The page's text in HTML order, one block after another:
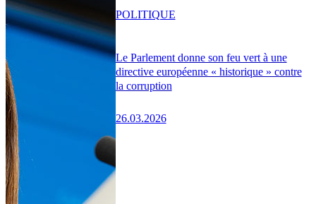
Le Parlement donne son feu vert à une
directive européenne « historique » contre
la corruption
26.03.2026
POLITIQUE